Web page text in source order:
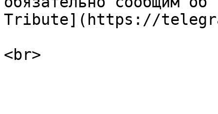
Tribute](https://